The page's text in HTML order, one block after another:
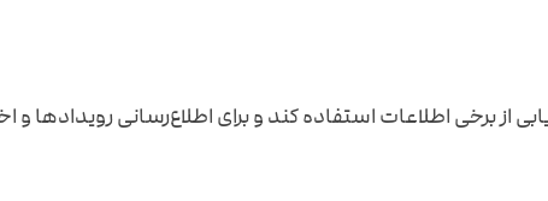
برخی اطلاعات استفاده کند و برای اطلاع‌رسانی رویدادها و